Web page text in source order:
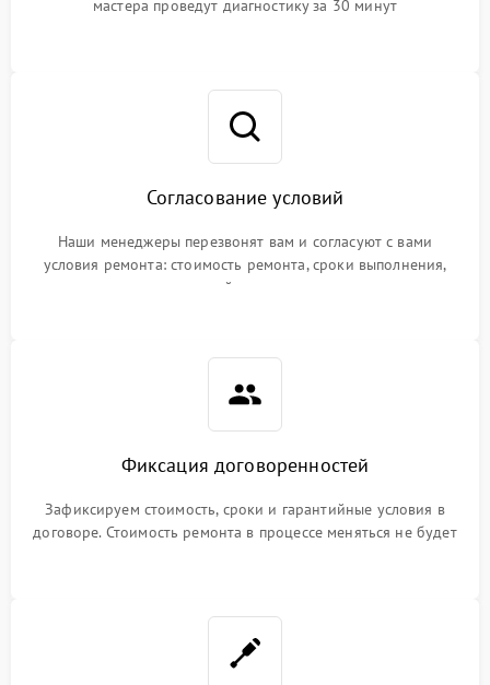
мастера проведут диагностику за 30 минут
Согласование условий
Наши менеджеры перезвонят вам и согласуют с вами
условия ремонта: стоимость ремонта, сроки выполнения,
гарантийные условия
Фиксация договоренностей
Зафиксируем стоимость, сроки и гарантийные условия в
договоре. Стоимость ремонта в процессе меняться не будет